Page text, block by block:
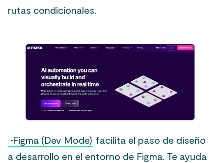
rutas condicionales.
·Figma (Dev Mode) facilita el paso de diseño
a desarrollo en el entorno de Figma. Te ayuda